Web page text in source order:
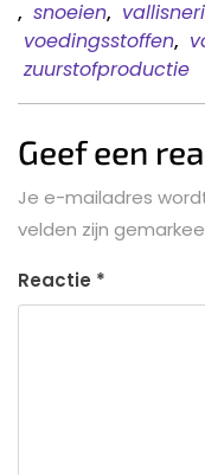
, snoeien,
voedingsstoffen,
zuurstofproductie
Geef een
Je e-mailadres
velden zijn
Reactie *